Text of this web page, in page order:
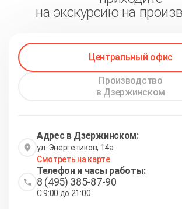
на экскурсию на
Центральный офис
Производство
в Дзержинском
Адрес в Дзержинском:
ул. Энергетиков, 14а
Смотреть на карте
Телефон и часы работы:
8 (495) 385-87-90
С 9:00 до 21:00